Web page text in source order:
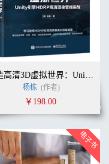
创造高清3D虚拟世界：Unity引擎HDRP高清渲染管线实战
杨栋 (作者)
￥198.00